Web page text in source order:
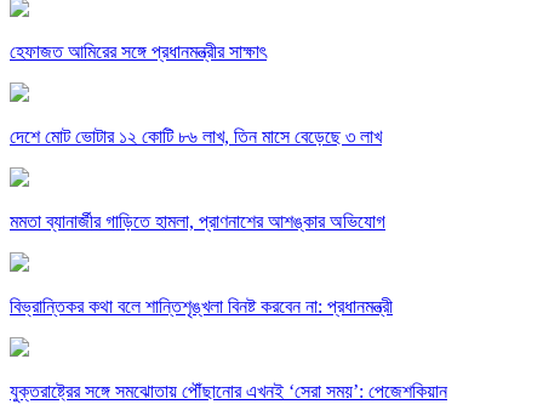
হেফাজত আমিরের সঙ্গে প্রধানমন্ত্রীর সাক্ষাৎ
দেশে মোট ভোটার ১২ কোটি ৮৬ লাখ, তিন মাসে বেড়েছে ৩ লাখ
মমতা ব্যানার্জীর গাড়িতে হামলা, প্রাণনাশের আশঙ্কার অভিযোগ
বিভ্রান্তিকর কথা বলে শান্তিশৃঙ্খলা বিনষ্ট করবেন না: প্রধানমন্ত্রী
যুক্তরাষ্ট্রের সঙ্গে সমঝোতায় পৌঁছানোর এখনই ‘সেরা সময়’: পেজেশকিয়ান